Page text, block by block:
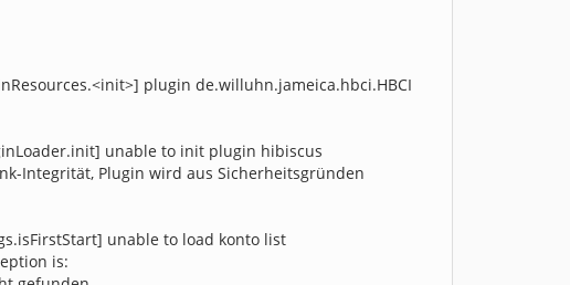
plugin de.willuhn.jameica.hbci.HBCI
unable to init plugin hibiscus
Integrität, Plugin wird aus Sicherheitsgründen
unable to load konto list
is: